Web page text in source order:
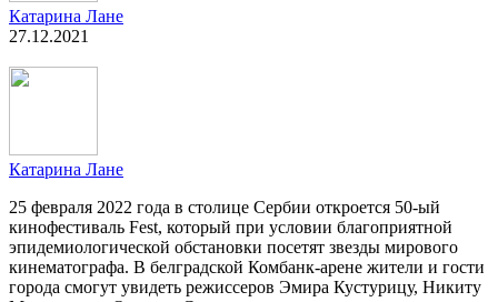
Катарина Лане
27.12.2021
Катарина Лане
25 февраля 2022 года в столице Сербии откроется 50-ый
кинофестиваль Fest, который при условии благоприятной
эпидемиологической обстановки посетят звезды мирового
кинематографа. В белградской Комбанк-арене жители и гости
города смогут увидеть режиссеров Эмира Кустурицу, Никиту